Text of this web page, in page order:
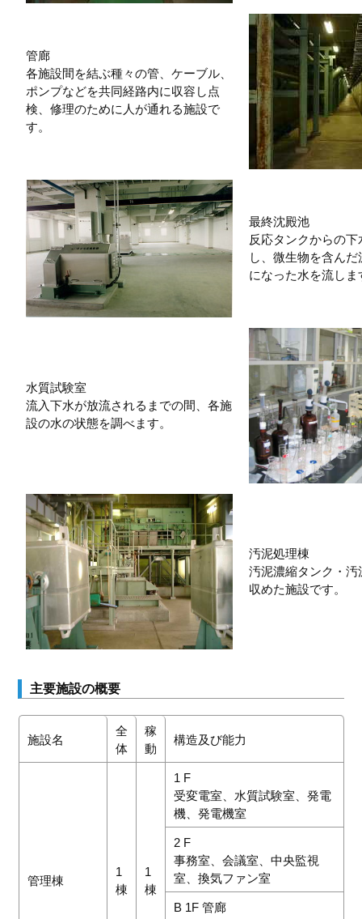
管廊
各施設間を結ぶ種々の管、ケーブル、
ポンプなどを共同経路内に収容し点
検、修理のために人が通れる施設で
す。
最終沈殿池
反応タンクからの
し、微生物を含ん
になった水を流しま
水質試験室
流入下水が放流されるまでの間、各施
設の水の状態を調べます。
汚泥処理棟
汚泥濃縮タンク・
収めた施設です。
主要施設の概要
施設名
全
体
稼
動
構造及び能力
管理棟
1
棟
1
棟
1 F
受変電室、水質試験室、発電
機、発電機室
2 F
事務室、会議室、中央監視
室、換気ファン室
B 1F 管廊